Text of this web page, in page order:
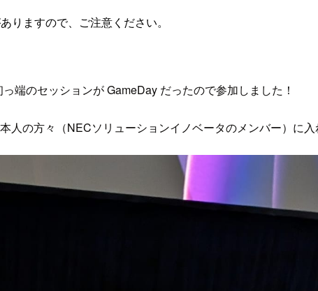
りますので、ご注意ください。
端のセッションが GameDay だったので参加しました！
の方々（NECソリューションイノベータのメンバー）に入